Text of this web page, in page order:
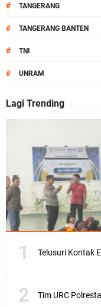
# TANGERANG
# TANGERANG BANTEN
# TNI
# UNRAM
Lagi Trending